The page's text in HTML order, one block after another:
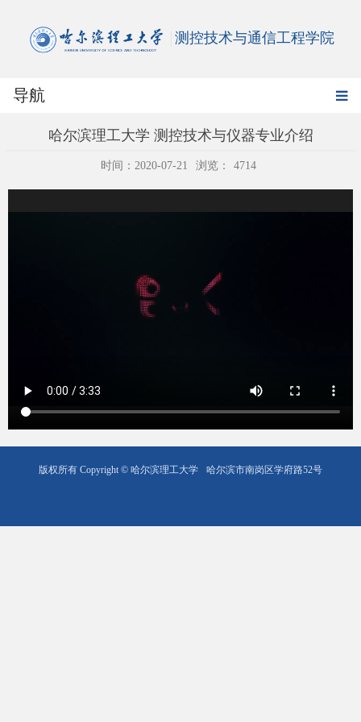
测控技术与通信工程学院
导航
哈尔滨理工大学 测控技术与仪器专业介绍
时间：2020-07-21 浏览： 4714
版权所有 Copyright © 哈尔滨理工大学 哈尔滨市南岗区学府路52号